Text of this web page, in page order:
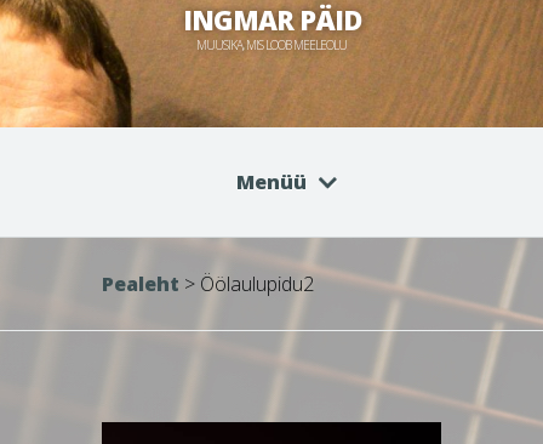
INGMAR PÄID
MUUSIKA, MIS LOOB MEELEOLU
Menüü
Pealeht > Öölaulupidu2